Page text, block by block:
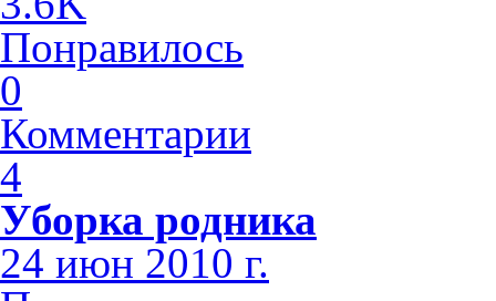
Понравилось
0
Комментарии
4
Уборка родника
24 июн 2010 г.